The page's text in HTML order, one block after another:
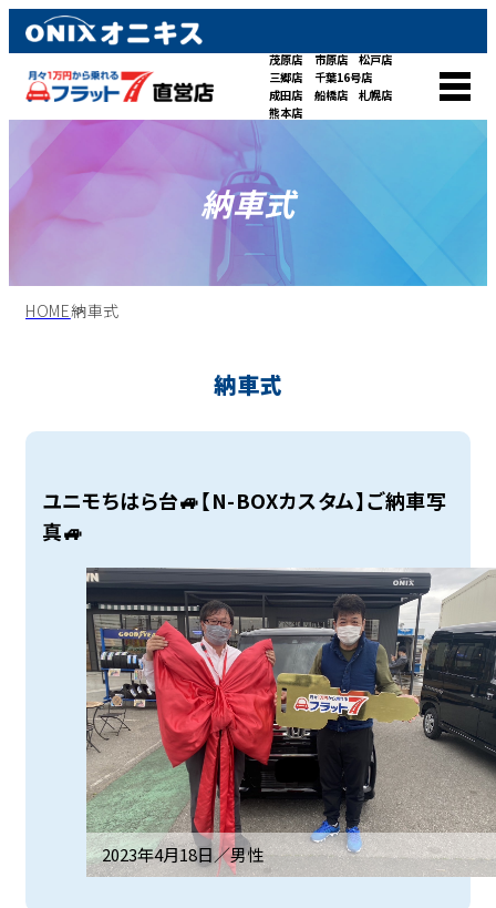
茂原店 市原店
松戸店
三郷店
千葉16号店
成田店
船橋店
札幌店
熊本店
納車式
HOME納車式
納車式
ユニモちはら台🚙【N-BOXカスタム】ご納車写
真🚙
2023年4月18日／男性